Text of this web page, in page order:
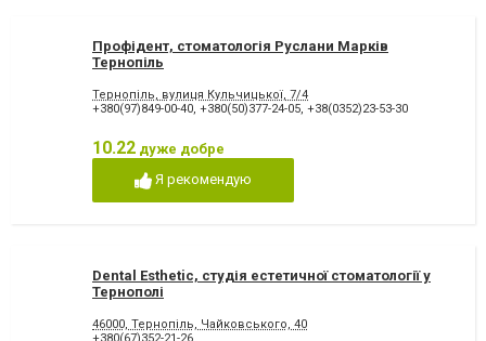
Профідент, стоматологія Руслани Марків
Тернопіль
Тернопіль, вулиця Кульчицької, 7/4
+380(97)849-00-40, +380(50)377-24-05, +38(0352)23-53-30
10.22 дуже добре
Я рекомендую
Dental Esthetic, студія естетичної стоматології у
Тернополі
46000, Тернопіль, Чайковського, 40
+380(67)352-21-26